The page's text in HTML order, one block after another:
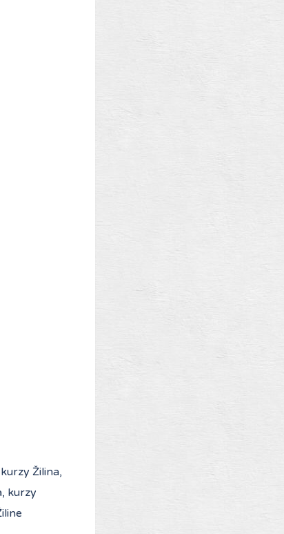
Žilina,
kurzy